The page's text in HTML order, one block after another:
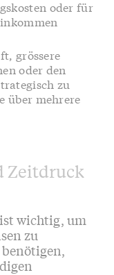
oder für
grössere
oder den
zu
über mehrere
Zeitdruck
wichtig, um
zu